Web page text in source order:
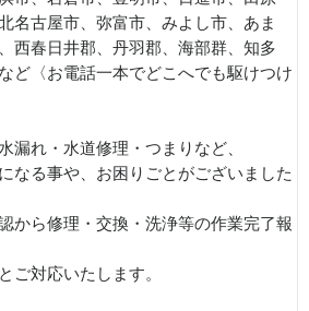
名古屋市、弥富市、みよし市、あま
西春日井郡、丹羽郡、海部群、知多
ど〈お電話一本でどこへでも駆けつけ
漏れ・水道修理・つまりなど、
なる事や、お困りごとがございました
から修理・交換・洗浄等の作業完了報
ご対応いたします。